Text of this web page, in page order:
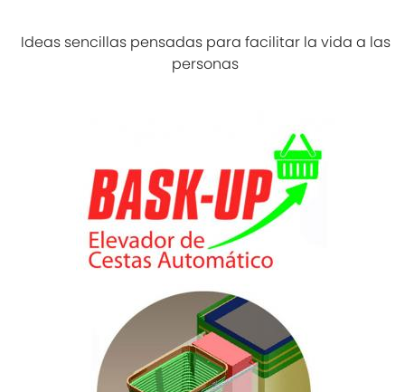
Ideas sencillas pensadas para facilitar la vida a las
personas